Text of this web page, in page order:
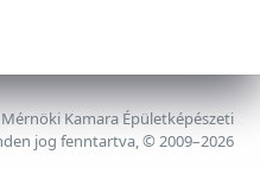
Mérnöki Kamara Épületképészeti
jog fenntartva, © 2009–2026